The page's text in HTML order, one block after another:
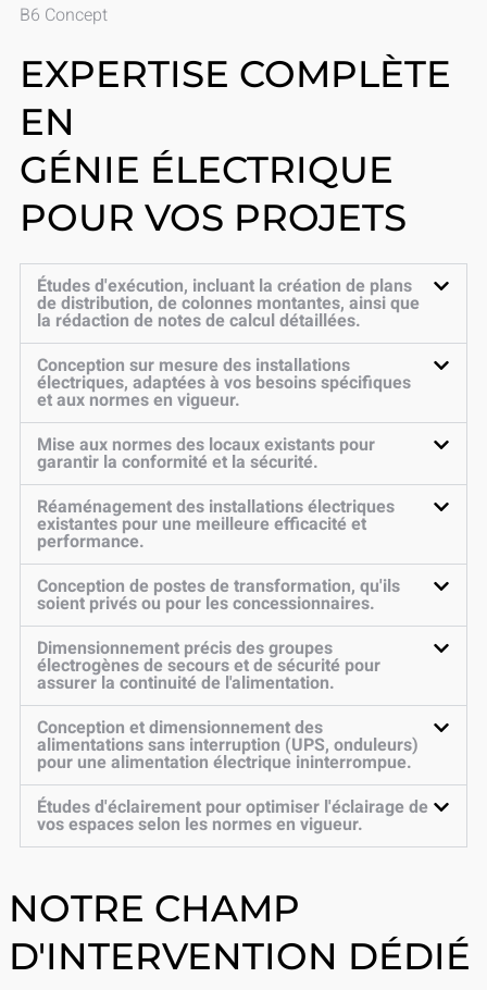
B6 Concept
EXPERTISE COMPLÈTE
EN
GÉNIE ÉLECTRIQUE
POUR VOS PROJETS
Études d'exécution, incluant la création de plans
de distribution, de colonnes montantes, ainsi que
la rédaction de notes de calcul détaillées.
Conception sur mesure des installations
électriques, adaptées à vos besoins spécifiques
et aux normes en vigueur.
Mise aux normes des locaux existants pour
garantir la conformité et la sécurité.
Réaménagement des installations électriques
existantes pour une meilleure efficacité et
performance.
Conception de postes de transformation, qu'ils
soient privés ou pour les concessionnaires.
Dimensionnement précis des groupes
électrogènes de secours et de sécurité pour
assurer la continuité de l'alimentation.
Conception et dimensionnement des
alimentations sans interruption (UPS, onduleurs)
pour une alimentation électrique ininterrompue.
Études d'éclairement pour optimiser l'éclairage de
vos espaces selon les normes en vigueur.
NOTRE CHAMP
D'INTERVENTION DÉDIÉ